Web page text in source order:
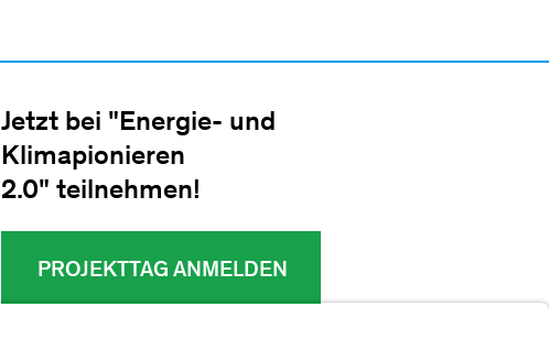
Jetzt bei "Energie- und
Klimapionieren
2.0" teilnehmen!
PROJEKTTAG ANMELDEN